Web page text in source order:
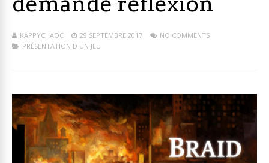
KAPPYCHAOC 29 SEPTEMBRE 2017
NO COMMENTS
PRÉSENTATION D UN JEU